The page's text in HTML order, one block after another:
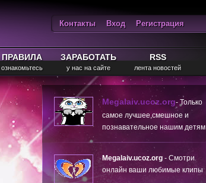
Контакты Вход
Регистрация
ПРАВИЛА
ознакомьтесь
ЗАРАБОТАТЬ
у нас на сайте
RSS
лента новостей
Megalaiv.ucoz.org- Только
самое лучшее,смешное и
познавательное нашим детям
Megalaiv.ucoz.org - Смотри
онлайн ваши любимые клипы